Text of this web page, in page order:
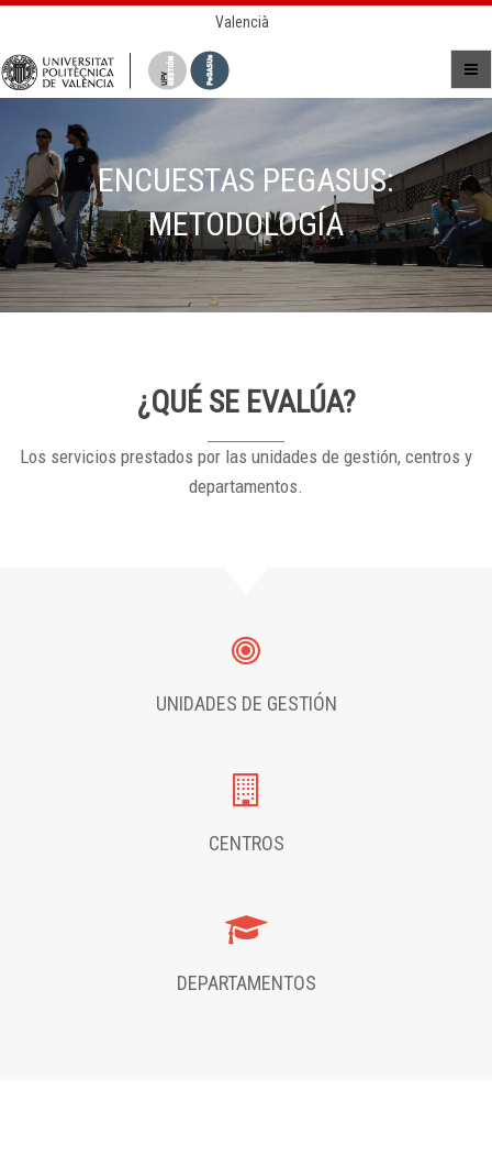
Valencià
ENCUESTAS PEGASUS:
METODOLOGÍA
¿QUÉ SE EVALÚA?
Los servicios prestados por las unidades de gestión, centros y
departamentos.
UNIDADES DE GESTIÓN
CENTROS
DEPARTAMENTOS